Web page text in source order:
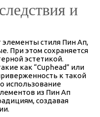
и
стиля Пин Ап,
При этом сохраняется
эстетикой.
как “Cuphead” или
к такой
использование
из Пин Ап
создавая